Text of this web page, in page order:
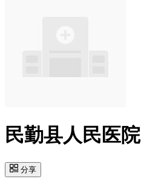
民勤县人民医院
分享